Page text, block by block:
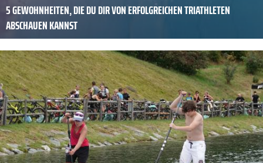
5 GEWOHNHEITEN, DIE DU DIR VON ERFOLGREICHEN TRIATHLETEN
ABSCHAUEN KANNST